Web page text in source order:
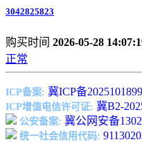
3042825823
购买时间 2026-05-28
正常
ICP备案: 冀ICP备
ICP增值电信许可证: 冀B2-
公安备案: 冀公网安备
统一社会信用代码: